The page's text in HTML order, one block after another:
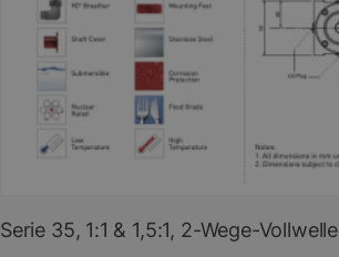
Serie 35, 1:1 & 1,5:1, 2-Wege-Vollwelle